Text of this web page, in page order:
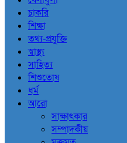
চাকরি
শিক্ষা
তথ্য-প্রযুক্তি
স্বাস্থ্য
সাহিত্য
শিশুতোষ
ধর্ম
আরো
সাক্ষাৎকার
সম্পাদকীয়